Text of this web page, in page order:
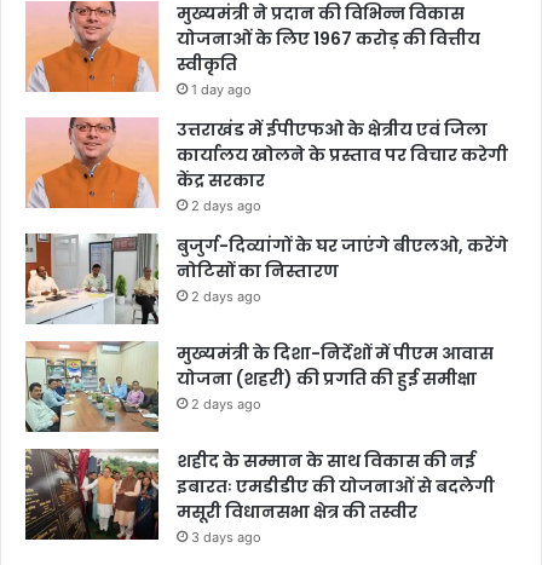
मुख्यमंत्री ने प्रदान की विभिन्न विकास
योजनाओं के लिए 1967 करोड़ की वित्तीय
स्वीकृति
1 day ago
उत्तराखंड में ईपीएफओ के क्षेत्रीय एवं जिला
कार्यालय खोलने के प्रस्ताव पर विचार करेगी
केंद्र सरकार
2 days ago
बुजुर्ग-दिव्यांगों के घर जाएंगे बीएलओ, करेंगे
नोटिसों का निस्तारण
2 days ago
मुख्यमंत्री के दिशा-निर्देशों में पीएम आवास
योजना (शहरी) की प्रगति की हुई समीक्षा
2 days ago
शहीद के सम्मान के साथ विकास की नई
इबारतः एमडीडीए की योजनाओं से बदलेगी
मसूरी विधानसभा क्षेत्र की तस्वीर
3 days ago